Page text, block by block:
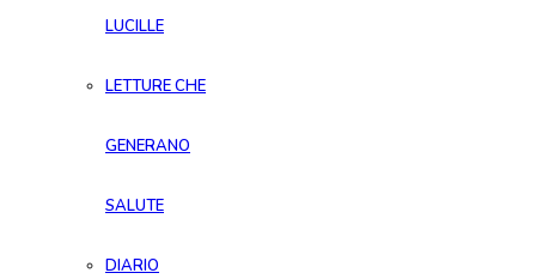
LUCILLE
LETTURE CHE
GENERANO
SALUTE
DIARIO